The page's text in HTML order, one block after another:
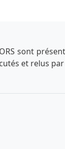
sont
et relus